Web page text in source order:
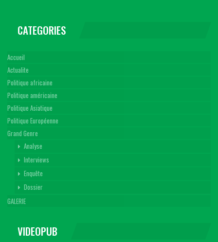
CATEGORIES
Accueil
Actualite
Politique africaine
Politique américaine
Politique Asiatique
Politique Européenne
Grand Genre
Analyse
Interviews
Enquête
Dossier
GALERIE
VIDEOPUB